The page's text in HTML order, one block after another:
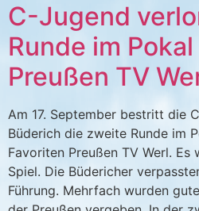
C-Jugend
Runde im
Preußen TV
Am 17. September bestritt die
Büderich die zweite Runde im
Favoriten Preußen TV Werl. Es
Spiel. Die Büdericher
Führung. Mehrfach wurden